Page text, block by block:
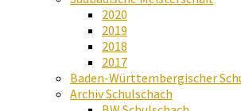
2020
2019
2018
2017
Baden-Württembergischer
Archiv Schulschach